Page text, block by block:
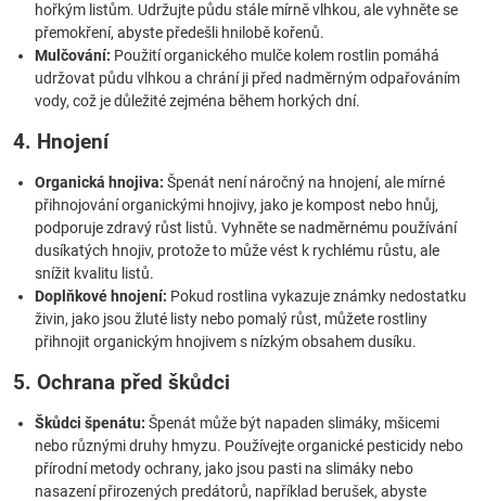
hořkým listům. Udržujte půdu stále mírně vlhkou, ale vyhněte se
přemokření, abyste předešli hnilobě kořenů.
Mulčování: Použití organického mulče kolem rostlin pomáhá
udržovat půdu vlhkou a chrání ji před nadměrným odpařováním
vody, což je důležité zejména během horkých dní.
4. Hnojení
Organická hnojiva: Špenát není náročný na hnojení, ale mírné
přihnojování organickými hnojivy, jako je kompost nebo hnůj,
podporuje zdravý růst listů. Vyhněte se nadměrnému používání
dusíkatých hnojiv, protože to může vést k rychlému růstu, ale
snížit kvalitu listů.
Doplňkové hnojení: Pokud rostlina vykazuje známky nedostatku
živin, jako jsou žluté listy nebo pomalý růst, můžete rostliny
přihnojit organickým hnojivem s nízkým obsahem dusíku.
5. Ochrana před škůdci
Škůdci špenátu: Špenát může být napaden slimáky, mšicemi
nebo různými druhy hmyzu. Používejte organické pesticidy nebo
přírodní metody ochrany, jako jsou pasti na slimáky nebo
nasazení přirozených predátorů, například berušek, abyste